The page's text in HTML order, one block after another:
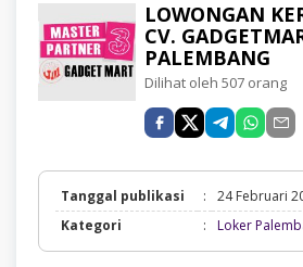
LOWONGAN
CV.
PALEMBANG
Dilihat oleh 507 orang
Tanggal publikasi :
24 Februari
Kategori
: Loker